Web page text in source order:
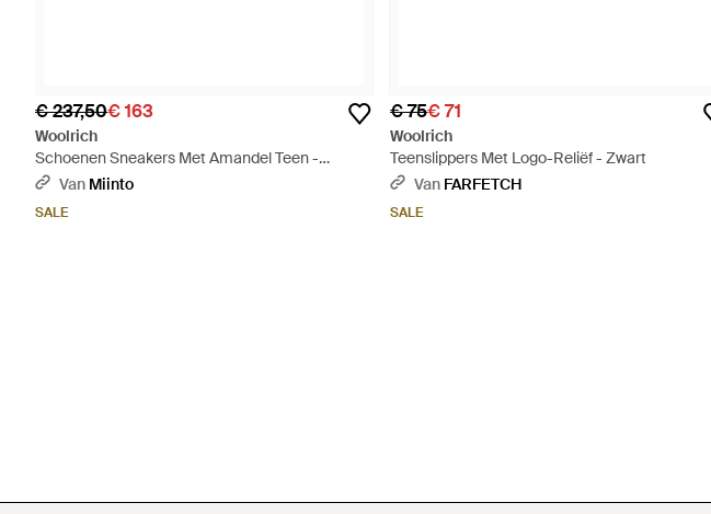
€ 237,50€ 163
Woolrich
Schoenen Sneakers Met Amandel Teen -
Naturel
Van Miinto
SALE
€ 75€ 71
Woolrich
Teenslippers Met Logo-Reliëf - Zwart
Van FARFETCH
SALE